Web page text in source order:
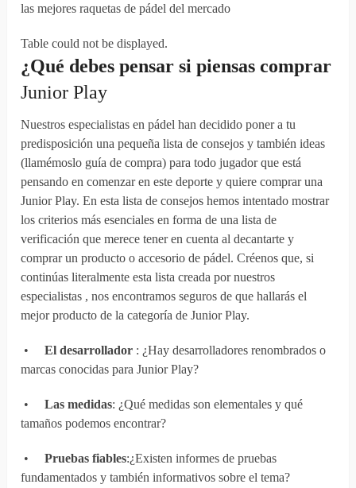
las mejores raquetas de pádel del mercado
Table could not be displayed.
¿Qué debespensar sipiensas comprar
Junior Play
Nuestros especialistas en pádel han decidido poner a tu
predisposición una pequeña lista de consejos y también ideas
(llamémoslo guía de compra) para todo jugador que está
pensando en comenzar en este deporte y quiere comprar una
Junior Play. En esta lista de consejos hemos intentado mostrar
los criterios más esenciales en forma de una lista de
verificación que merece tener en cuenta al decantarte y
comprar un producto o accesorio de pádel. Créenos que, si
continúas literalmente esta lista creada por nuestros
especialistas , nos encontramos seguros de que hallarás el
mejor producto de la categoría de Junior Play.
•El desarrollador : ¿Hay desarrolladores renombrados o
marcas conocidas para Junior Play?
•Las medidas: ¿Qué medidas son elementales y qué
tamaños podemos encontrar?
• Pruebas fiables:¿Existen informes de pruebas
fundamentados y también informativos sobre el tema?